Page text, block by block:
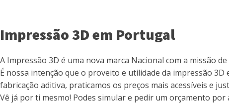
Impressão 3D em Portugal
A Impressão 3D é uma nova marca Nacional com a missão
É nossa intenção que o proveito e utilidade da impressão
fabricação aditiva, praticamos os preços mais acessíveis e
Vê já por ti mesmo! Podes simular e pedir um orçamento por